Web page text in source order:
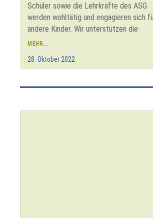
Schüler sowie die Lehrkräfte des ASG
werden wohltätig und engagieren sich
andere Kinder. Wir unterstützen die
MEHR...
28. Oktober 2022